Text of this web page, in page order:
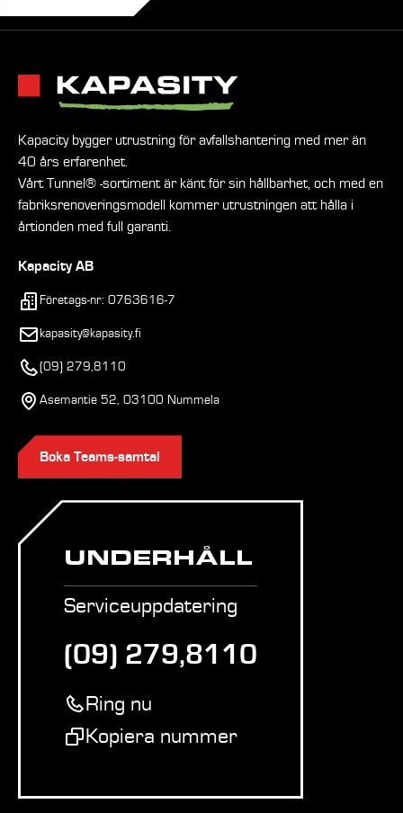
Kapacity bygger utrustning för avfallshantering med mer än
40 års erfarenhet.
Vårt Tunnel® -sortiment är känt för sin hållbarhet, och med en
fabriksrenoveringsmodell kommer utrustningen att hålla i
årtionden med full garanti.
Kapacity AB
Företags-nr: 0763616-7
kapasity@kapasity.fi
(09) 279,8110
Asemantie 52, 03100 Nummela
Boka Teams-samtal
UNDERHÅLL
Serviceuppdatering
(09) 279,8110
Ring nu
Kopiera nummer